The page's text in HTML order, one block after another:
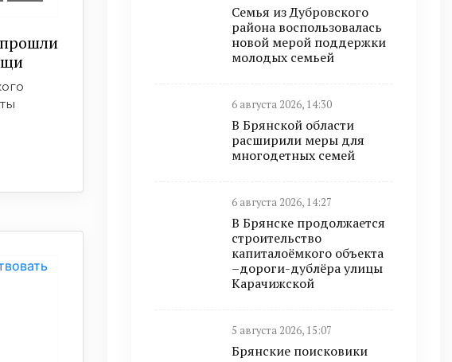
Семья из Дубровского
района воспользовалась
новой мерой поддержки
молодых семьей
6 августа 2026, 14:30
В Брянской области
расширили меры для
многодетных семей
6 августа 2026, 14:27
В Брянске продолжается
строительство
капиталоёмкого объекта
–дороги-дублёра улицы
Карачижской
5 августа 2026, 15:07
Брянские поисковики